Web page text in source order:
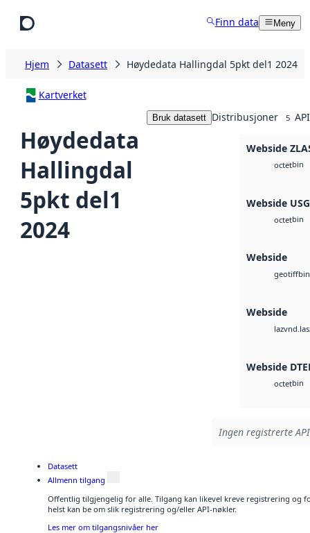
Finn data Meny
Hjem Datasett Høydedata Hallingdal 5pkt del1 2024
Kartverket
Høydedata
Hallingdal
5pkt del1
2024
Bruk datasett Distribusjoner 5
Webside
octetbin
Webside
octetbin
Webside
geotiffbin
Webside
laz
Webside
octetbin
Ingen registrerte
Datasett
Allmenn tilgang
Offentlig tilgjengelig for alle. Tilgang kan likevel kreve registrering og
helst kan be om slik registrering og/eller API-nøkler.
Les mer om tilgangsnivåer her